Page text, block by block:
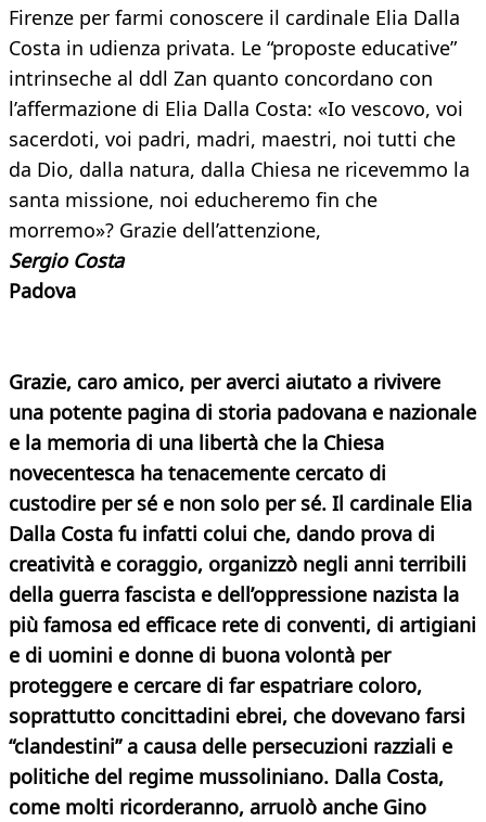
Firenze per farmi conoscere il cardinale Elia Dalla
Costa in udienza privata. Le “proposte educative”
intrinseche al ddl Zan quanto concordano con
l’affermazione di Elia Dalla Costa: «Io vescovo, voi
sacerdoti, voi padri, madri, maestri, noi tutti che
da Dio, dalla natura, dalla Chiesa ne ricevemmo la
santa missione, noi educheremo fin che
morremo»? Grazie dell’attenzione,
Sergio Costa
Padova
Grazie, caro amico, per averci aiutato a rivivere
una potente pagina di storia padovana e nazionale
e la memoria di una libertà che la Chiesa
novecentesca ha tenacemente cercato di
custodire per sé e non solo per sé. Il cardinale Elia
Dalla Costa fu infatti colui che, dando prova di
creatività e coraggio, organizzò negli anni terribili
della guerra fascista e dell’oppressione nazista la
più famosa ed efficace rete di conventi, di artigiani
e di uomini e donne di buona volontà per
proteggere e cercare di far espatriare coloro,
soprattutto concittadini ebrei, che dovevano farsi
“clandestini” a causa delle persecuzioni razziali e
politiche del regime mussoliniano. Dalla Costa,
come molti ricorderanno, arruolò anche Gino